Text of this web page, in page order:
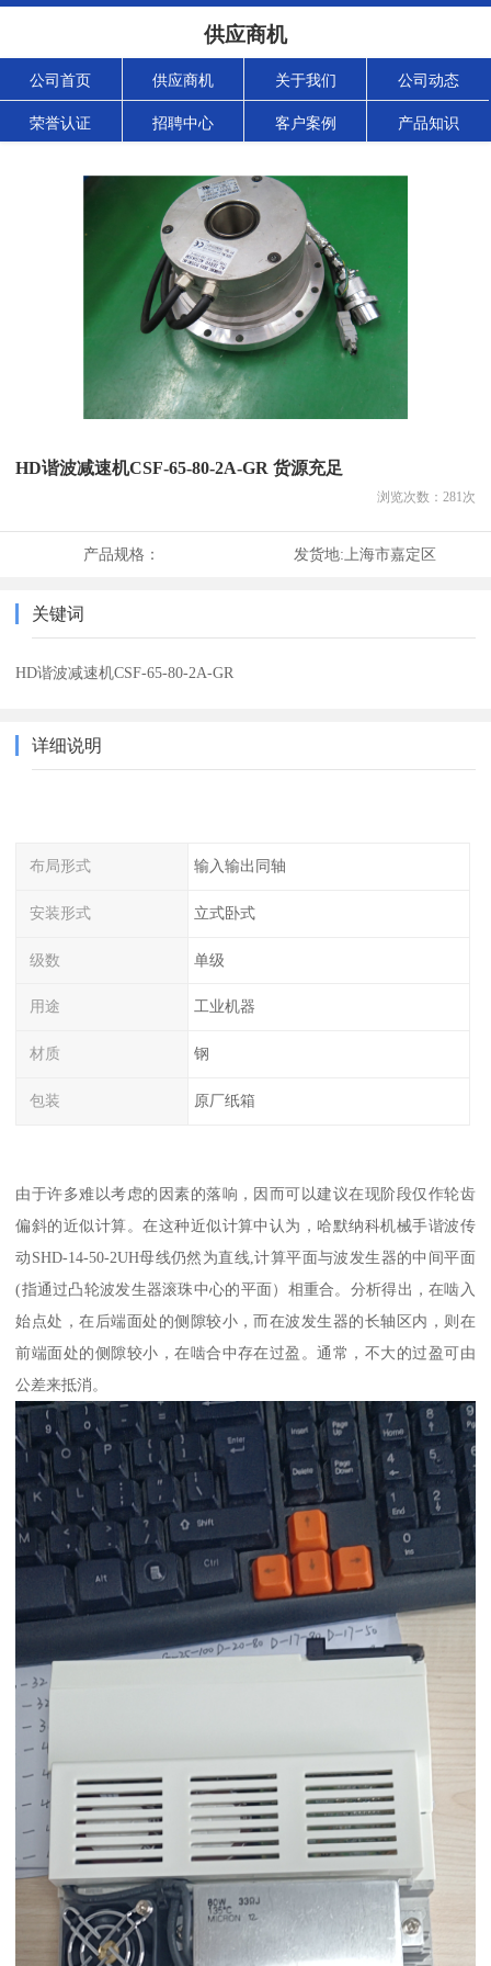
供应商机
公司首页 供应商机 关于我们 公司动态
荣誉认证 招聘中心 客户案例 产品知识
HD谐波减速机CSF-65-80-2A-GR 货源充足
浏览次数： 281次
产品规格： 发货地: 上海市嘉定区
关键词
HD谐波减速机CSF-65-80-2A-GR
详细说明
布局形式 输入输出同轴
安装形式 立式卧式
级数 单级
用途 工业机器
材质 钢
包装 原厂纸箱
由于许多难以考虑的因素的落响，因而可以建议在现阶段仅作轮齿
偏斜的近似计算。在这种近似计算中认为，哈默纳科机械手谐波传
动SHD-14-50-2UH母线仍然为直线,计算平面与波发生器的中间平面
(指通过凸轮波发生器滚珠中心的平面）相重合。分析得出，在啮入
始点处，在后端面处的侧隙较小，而在波发生器的长轴区内，则在
前端面处的侧隙较小，在啮合中存在过盈。通常，不大的过盈可由
公差来抵消。